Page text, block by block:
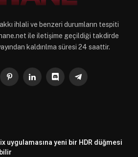
ihlali ve benzeri durumların tespiti
ile iletişime geçildiği takdirde
kaldırılma süresi 24 saattir.
PinterestLinkedInDiscordTelegram
uygulamasına yeni bir HDR düğmesi